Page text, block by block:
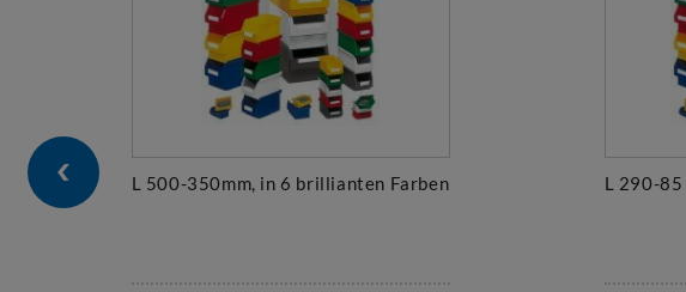
L 500-350mm, in 6 brillianten Farben L 290-